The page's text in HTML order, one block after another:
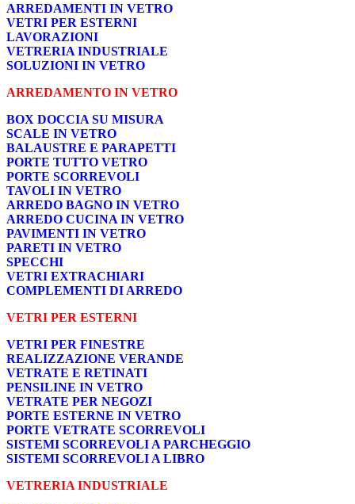
ARREDAMENTI IN VETRO
VETRI PER ESTERNI
LAVORAZIONI
VETRERIA INDUSTRIALE
SOLUZIONI IN VETRO
ARREDAMENTO IN VETRO
BOX DOCCIA SU MISURA
SCALE IN VETRO
BALAUSTRE E PARAPETTI
PORTE TUTTO VETRO
PORTE SCORREVOLI
TAVOLI IN VETRO
ARREDO BAGNO IN VETRO
ARREDO CUCINA IN VETRO
PAVIMENTI IN VETRO
PARETI IN VETRO
SPECCHI
VETRI EXTRACHIARI
COMPLEMENTI DI ARREDO
VETRI PER ESTERNI
VETRI PER FINESTRE
REALIZZAZIONE VERANDE
VETRATE E RETINATI
PENSILINE IN VETRO
VETRATE PER NEGOZI
PORTE ESTERNE IN VETRO
PORTE VETRATE SCORREVOLI
SISTEMI SCORREVOLI A PARCHEGGIO
SISTEMI SCORREVOLI A LIBRO
VETRERIA INDUSTRIALE